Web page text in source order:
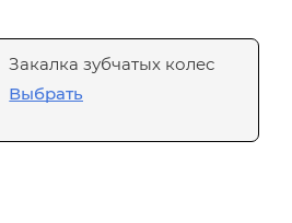
Закалка зубчатых колес
Выбрать